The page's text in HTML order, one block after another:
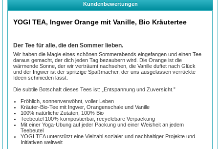
Kundenbewertungen
YOGI TEA, Ingwer Orange mit Vanille, Bio Kräutertee
Der Tee für alle, die den Sommer lieben.
Wir haben die Magie eines schönen Sommerabends eingefangen und einen Tee
daraus gemacht, der dich jeden Tag bezaubern wird. Die Orange ist die
wärmende Sonne, der wir verträumt nachsehen, die Vanille duftet nach Glück
und der Ingwer ist der spritzige Spaßmacher, der uns ausgelassen verrückte
Ideen schmieden lässt.
Die subtile Botschaft dieses Tees ist: „Entspannung und Zuversicht.”
Fröhlich, sonnenverwöhnt, voller Leben
Kräuter-Bio-Tee mit Ingwer, Orangenschale und Vanille
100% natürliche Zutaten, 100% Bio
Teebeutel 100% kompostierbar, recyclebare Verpackung
Mit einer Yoga-Übung auf jeder Packung und einer Weisheit an jedem
Teebeutel
YOGI TEA unterstützt eine Vielzahl sozialer und nachhaltiger Projekte und
Initiativen weltweit